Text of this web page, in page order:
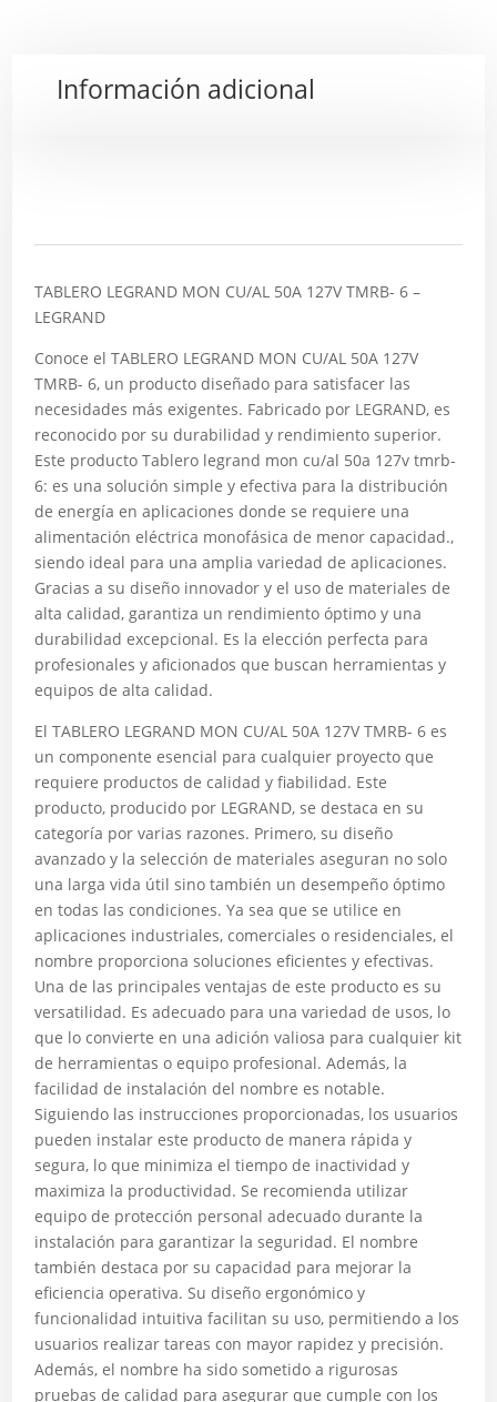
Información adicional
TABLERO LEGRAND MON CU/AL 50A 127V TMRB- 6 –
LEGRAND
Conoce el TABLERO LEGRAND MON CU/AL 50A 127V
TMRB- 6, un producto diseñado para satisfacer las
necesidades más exigentes. Fabricado por LEGRAND, es
reconocido por su durabilidad y rendimiento superior.
Este producto Tablero legrand mon cu/al 50a 127v tmrb-
6: es una solución simple y efectiva para la distribución
de energía en aplicaciones donde se requiere una
alimentación eléctrica monofásica de menor capacidad.,
siendo ideal para una amplia variedad de aplicaciones.
Gracias a su diseño innovador y el uso de materiales de
alta calidad, garantiza un rendimiento óptimo y una
durabilidad excepcional. Es la elección perfecta para
profesionales y aficionados que buscan herramientas y
equipos de alta calidad.
El TABLERO LEGRAND MON CU/AL 50A 127V TMRB- 6 es
un componente esencial para cualquier proyecto que
requiere productos de calidad y fiabilidad. Este
producto, producido por LEGRAND, se destaca en su
categoría por varias razones. Primero, su diseño
avanzado y la selección de materiales aseguran no solo
una larga vida útil sino también un desempeño óptimo
en todas las condiciones. Ya sea que se utilice en
aplicaciones industriales, comerciales o residenciales, el
nombre proporciona soluciones eficientes y efectivas.
Una de las principales ventajas de este producto es su
versatilidad. Es adecuado para una variedad de usos, lo
que lo convierte en una adición valiosa para cualquier kit
de herramientas o equipo profesional. Además, la
facilidad de instalación del nombre es notable.
Siguiendo las instrucciones proporcionadas, los usuarios
pueden instalar este producto de manera rápida y
segura, lo que minimiza el tiempo de inactividad y
maximiza la productividad. Se recomienda utilizar
equipo de protección personal adecuado durante la
instalación para garantizar la seguridad. El nombre
también destaca por su capacidad para mejorar la
eficiencia operativa. Su diseño ergonómico y
funcionalidad intuitiva facilitan su uso, permitiendo a los
usuarios realizar tareas con mayor rapidez y precisión.
Además, el nombre ha sido sometido a rigurosas
pruebas de calidad para asegurar que cumple con los